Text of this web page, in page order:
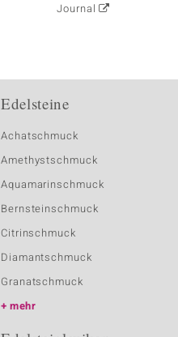
Journal
Edelsteine
Achatschmuck
Amethystschmuck
Aquamarinschmuck
Bernsteinschmuck
Citrinschmuck
Diamantschmuck
Granatschmuck
mehr